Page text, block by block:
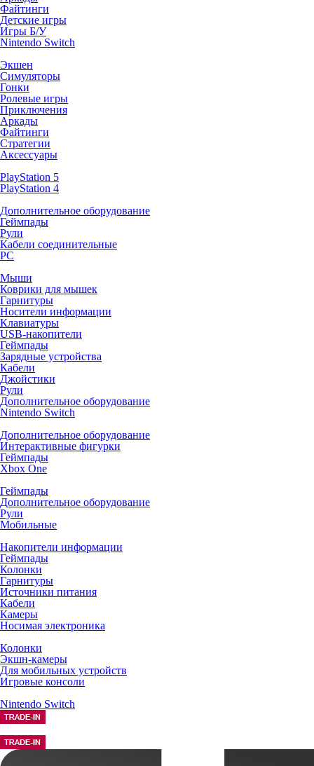
Файтинги
Детские игры
Игры Б/У
Nintendo Switch
Экшен
Симуляторы
Гонки
Ролевые игры
Приключения
Аркады
Файтинги
Стратегии
Аксессуары
PlayStation 5
PlayStation 4
Дополнительное оборудование
Геймпады
Рули
Кабели соединительные
PC
Мыши
Коврики для мышек
Гарнитуры
Носители информации
Клавиатуры
USB-накопители
Геймпады
Зарядные устройства
Кабели
Джойстики
Рули
Дополнительное оборудование
Nintendo Switch
Дополнительное оборудование
Интерактивные фигурки
Геймпады
Xbox One
Геймпады
Дополнительное оборудование
Рули
Мобильные
Накопители информации
Геймпады
Колонки
Гарнитуры
Источники питания
Кабели
Камеры
Носимая электроника
Колонки
Экшн-камеры
Для мобильных устройств
Игровые консоли
Nintendo Switch